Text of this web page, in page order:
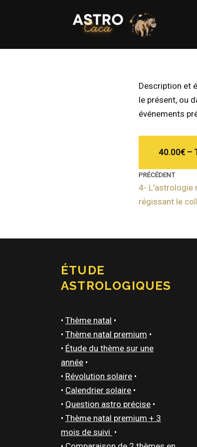
Description et
le présent, ou
événements
40.00€ –
PRÉCÉDENT
4- L’astrologie
régissant le
ÉTUDE
ASTROLOGIQUES
• Thème natal •
• Thème natal premium •
• Étude du thème sur une
année •
• Révolution solaire •
• Calendrier solaire •
• Question astro précise •
• Thème natal premium + 3
mois de suivi •